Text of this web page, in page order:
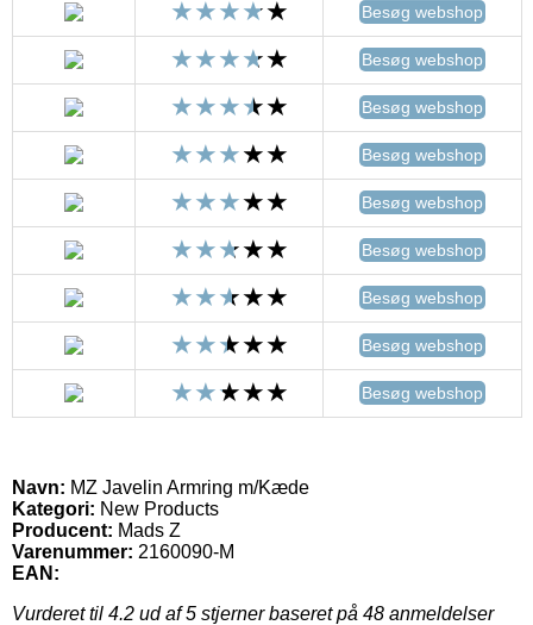
Besøg webshop
Besøg webshop
Besøg webshop
Besøg webshop
Besøg webshop
Besøg webshop
Besøg webshop
Besøg webshop
Besøg webshop
Navn: MZ Javelin Armring m/Kæde
Kategori: New Products
Producent: Mads Z
Varenummer: 2160090-M
EAN:
Vurderet til 4.2 ud af 5 stjerner baseret på 48 anmeldelser